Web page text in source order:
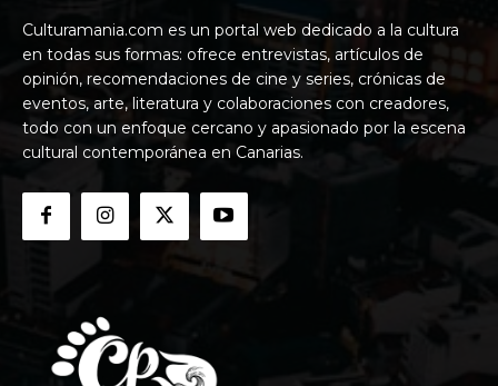
Culturamania.com es un portal web dedicado a la cultura
en todas sus formas: ofrece entrevistas, artículos de
opinión, recomendaciones de cine y series, crónicas de
eventos, arte, literatura y colaboraciones con creadores,
todo con un enfoque cercano y apasionado por la escena
cultural contemporánea en Canarias.